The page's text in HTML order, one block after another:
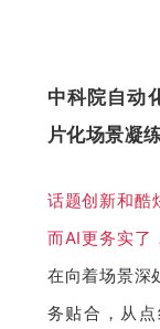
中科院自动
片化场景凝
话题创新和酷
而AI更务实了
在向着场景深
务贴合，从